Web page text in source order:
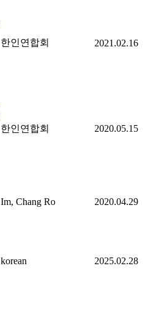
한인연합회 2021.02.16
한인연합회 2020.05.15
Im, Chang Ro 2020.04.29
korean 2025.02.28